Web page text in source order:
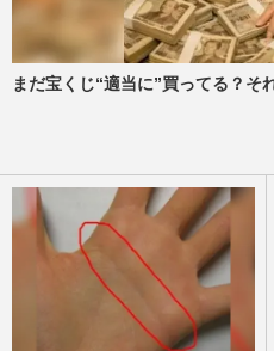
まだ宝くじ“適当に”買ってる？そ